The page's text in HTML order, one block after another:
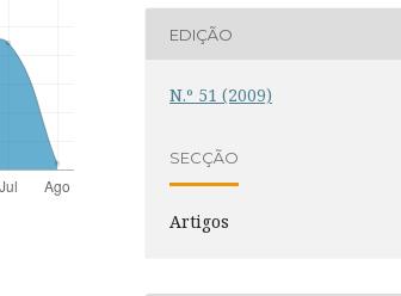
EDIÇÃO
N.º 51 (2009)
SECÇÃO
Artigos